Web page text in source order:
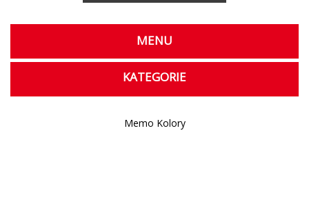
MENU
KATEGORIE
Memo Kolory